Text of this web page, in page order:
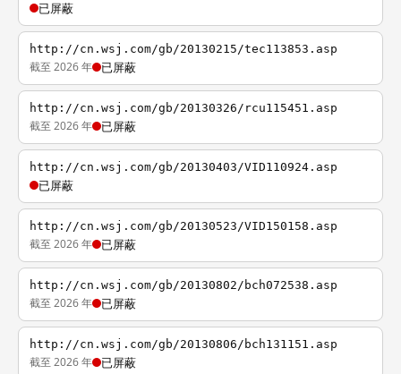
已屏蔽
http://cn.wsj.com/gb/20130215/tec113853.asp
截至 2026 年 已屏蔽
http://cn.wsj.com/gb/20130326/rcu115451.asp
截至 2026 年 已屏蔽
http://cn.wsj.com/gb/20130403/VID110924.asp
已屏蔽
http://cn.wsj.com/gb/20130523/VID150158.asp
截至 2026 年 已屏蔽
http://cn.wsj.com/gb/20130802/bch072538.asp
截至 2026 年 已屏蔽
http://cn.wsj.com/gb/20130806/bch131151.asp
截至 2026 年 已屏蔽